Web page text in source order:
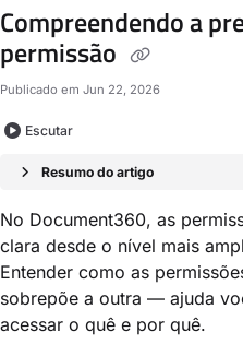
Compreendendo a
permissão
Publicado em Jun 22, 2026
Escutar
Resumo do artigo
No Document360, as
clara desde o nível mais
Entender como as
sobrepõe a outra — ajuda
acessar o quê e por quê.